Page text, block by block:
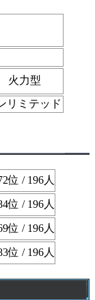
火力型
リミテッド
位 / 196人
位 / 196人
位 / 196人
位 / 196人